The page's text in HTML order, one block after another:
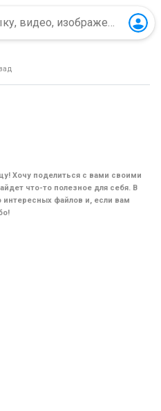
Хочу поделиться с вами своими
что-то полезное для себя. В
файлов и, если вам